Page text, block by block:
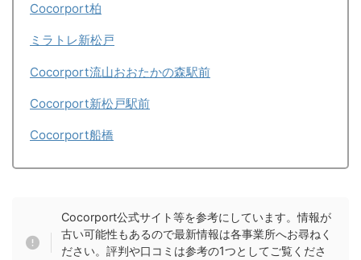
Cocorport柏
ミラトレ新松戸
Cocorport流山おおたかの森駅前
Cocorport新松戸駅前
Cocorport船橋
Cocorport公式サイト等を参考にしています。情報が
古い可能性もあるので最新情報は各事業所へお尋ねく
ださい。評判や口コミは参考の1つとしてご覧くださ